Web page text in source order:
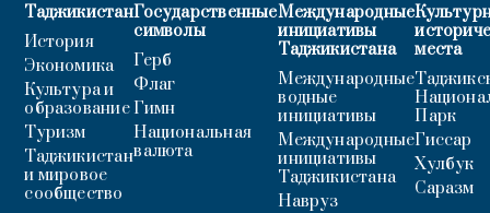
Таджикистан
История
Экономика
Культура и
образование
Туризм
Таджикистан
и мировое
сообщество
Государственные
символы
Герб
Флаг
Гимн
Национальная
валюта
Международные
инициативы
Таджикистана
Международные
водные
инициативы
Международные
инициативы
Таджикистана
Навруз
места
Парк
Гиссар
Хулбук
Саразм